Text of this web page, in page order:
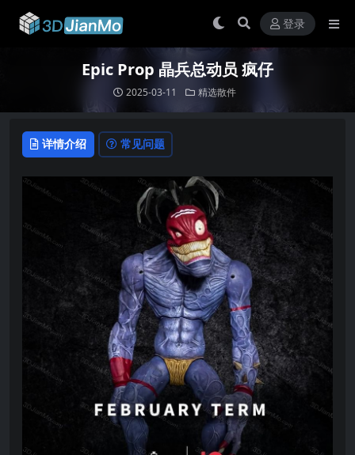
登录
Epic Prop 晶兵总动员 疯仔
2025-03-11 精选散件
详情介绍 常见问题